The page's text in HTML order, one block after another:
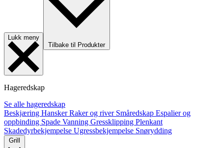
Lukk meny
Tilbake til Produkter
Hageredskap
Se alle hageredskap
Beskjæring HanskerRaker og river Småredskap Espalier og
oppbinding Spade Vanning Gressklipping Plenkant
Skadedyrbekjempelse Ugressbekjempelse Snørydding